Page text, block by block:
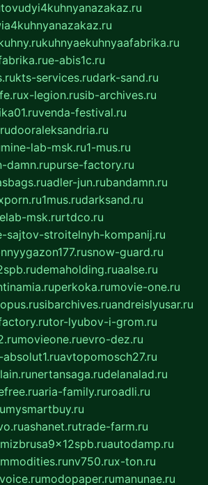
tovudyi4kuhnyanazakaz.ru
kuhnyaekuhnyaafabrika.ru
e-abis1c.ru
kts-services.rudark-sand.ru
x-legion.rusib-archives.ru
venda-festival.ru
dooraleksandria.ru
mine-lab-msk.ru1-mus.ru
damn.rupurse-factory.ru
adler-jun.rubandamn.ru
1mus.rudarksand.ru
msk.rurtdco.ru
sajtov-stroitelnyh-kompanij.ru
snow-guard.ru
demaholding.ruaalse.ru
perkoka.rumovie-one.ru
sibarchives.ruandreislyusar.ru
tor-lyubov-i-grom.ru
movieone.ruevro-dez.ru
absolut1.ruavtopomosch27.ru
nertansaga.rudelanalad.ru
aria-family.ruroadli.ru
mysmartbuy.ru
ashanet.rutrade-farm.ru
autodamp.ru
nv750.rux-ton.ru
modopaper.rumanunae.ru